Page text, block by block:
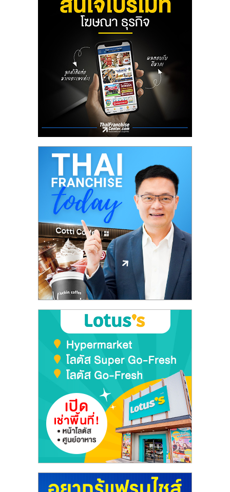
ปรึกษา
การ
ลงทุน
และ
ขยาย
ไชส์,